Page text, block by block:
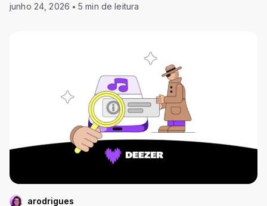
junho 24, 2026 5 min de leitura
arodrigues